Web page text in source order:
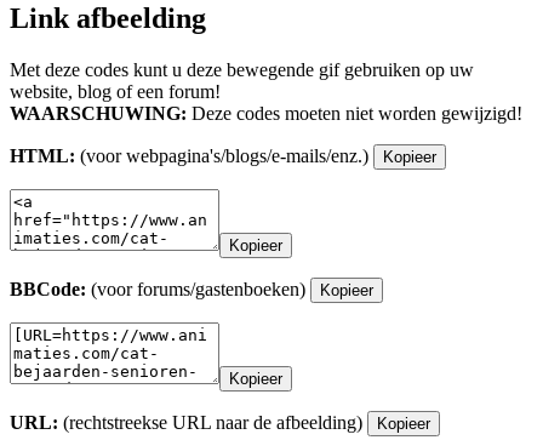
Link afbeelding
Met deze codes kunt u deze bewegende gif gebruiken op uw
website, blog of een forum!
WAARSCHUWING: Deze codes moeten niet worden gewijzigd!
HTML: (voor webpagina's/blogs/e-mails/enz.) Kopieer
Kopieer
BBCode: (voor forums/gastenboeken) Kopieer
Kopieer
URL: (rechtstreekse URL naar de afbeelding) Kopieer